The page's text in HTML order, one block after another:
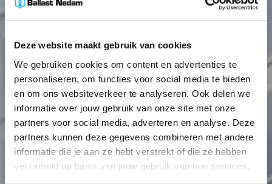
Deze website maakt gebruik van cookies
We gebruiken cookies om content en advertenties te
personaliseren, om functies voor social media te bieden
en om ons websiteverkeer te analyseren. Ook delen we
informatie over jouw gebruik van onze site met onze
partners voor social media, adverteren en analyse. Deze
partners kunnen deze gegevens combineren met andere
informatie die je aan ze hebt verstrekt of die ze hebben
verzameld op basis van jouw gebruik van hun services.